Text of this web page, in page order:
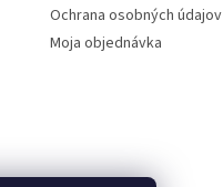
Ochrana osobných údajov
Moja objednávka